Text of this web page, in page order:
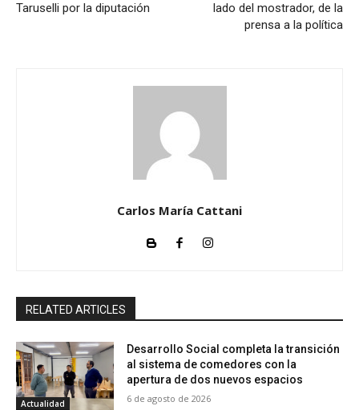
Taruselli por la diputación
lado del mostrador, de la
prensa a la política
Carlos María Cattani
RELATED ARTICLES
Actualidad
Desarrollo Social completa la transición
al sistema de comedores con la
apertura de dos nuevos espacios
6 de agosto de 2026